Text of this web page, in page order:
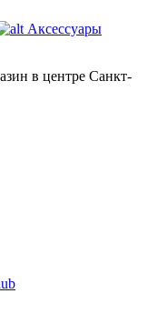
Аксессуары
в центре Санкт-